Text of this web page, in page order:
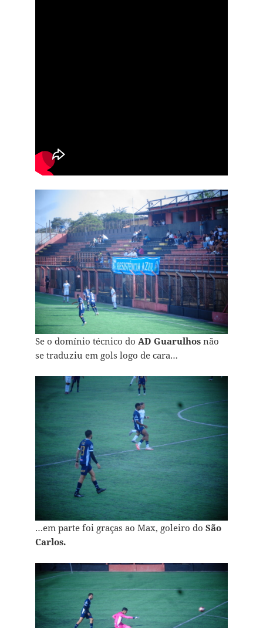
Se o domínio técnico do AD Guarulhosnão
se traduziu em gols logo de cara…
…em parte foi graças ao Max, goleiro do São
Carlos.